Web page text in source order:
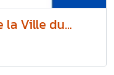
Ville du...